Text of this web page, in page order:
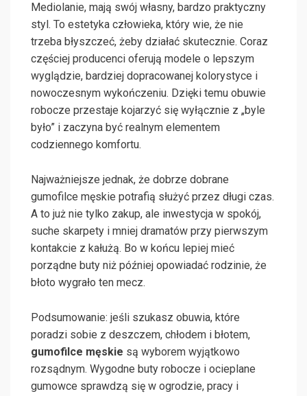
Mediolanie, mają swój własny, bardzo praktyczny
styl. To estetyka człowieka, który wie, że nie
trzeba błyszczeć, żeby działać skutecznie. Coraz
częściej producenci oferują modele o lepszym
wyglądzie, bardziej dopracowanej kolorystyce i
nowoczesnym wykończeniu. Dzięki temu obuwie
robocze przestaje kojarzyć się wyłącznie z „byle
było” i zaczyna być realnym elementem
codziennego komfortu.
Najważniejsze jednak, że dobrze dobrane
gumofilce męskie potrafią służyć przez długi czas.
A to już nie tylko zakup, ale inwestycja w spokój,
suche skarpety i mniej dramatów przy pierwszym
kontakcie z kałużą. Bo w końcu lepiej mieć
porządne buty niż później opowiadać rodzinie, że
błoto wygrało ten mecz.
Podsumowanie: jeśli szukasz obuwia, które
poradzi sobie z deszczem, chłodem i błotem,
gumofilce męskie są wyborem wyjątkowo
rozsądnym. Wygodne buty robocze i ocieplane
gumowce sprawdzą się w ogrodzie, pracy i